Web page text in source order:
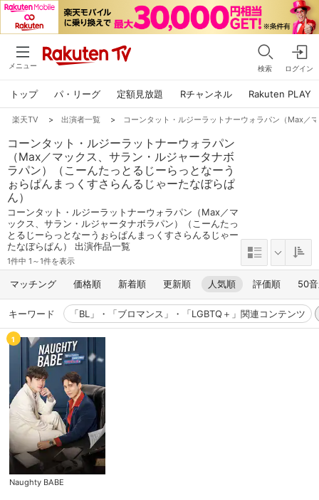
メニュー 検索 ログイン
トップ パ・リーグ 定額見放題 Rチャンネル Rakuten PLAY
楽天TV > 出演者一覧 > コーンタット・ルジーラットナーウォラパン（Max／
コーンタット・ルジーラットナーウォラパン
（Max／マックス、サラン・ルジャータナボ
ラパン）（こーんたっとるじーらっとなーう
ぉらぱんまっくすさらんるじゃーたなぼらぱ
ん）
コーンタット・ルジーラットナーウォラパン（Max／マ
ックス、サラン・ルジャータナボラパン）（こーんたっ
とるじーらっとなーうぉらぱんまっくすさらんるじゃー
たなぼらぱん） 出演作品一覧
1件中 1～1件を表示
マッチング 価格順 新着順 更新順 人気順 評価順 50
キーワード 「BL」・「ブロマンス」・「LGBTQ＋」関連コンテンツ
1
Naughty BABE